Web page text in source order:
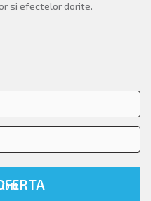
si efectelor dorite.